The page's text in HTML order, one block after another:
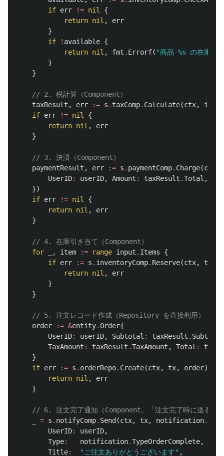
if err != nil
{
return nil ,
err
}
if
! available {
return nil , fmt . Errorf( "商品 %s の在庫が
}
}
// 2. 税計算（Component）
taxResult , err := s . taxComp. Calculate(ctx,
input
if err != nil
{
return nil ,
err
}
// 3. 決済（Component）
paymentResult , err := s . paymentComp. Charge(ctx
UserID: userID, Amount : taxResult .Total ,
})
if err != nil
{
return nil ,
err
}
// 4. 在庫引き当て（Component）
for
, item := range input . Items
{
if err := s . inventoryComp. Reserve(ctx, tx
return nil ,
err
}
}
// 5. 注文レコード作成（Repository を直接利用）
order
:= &entity.Order{
UserID: userID, Subtotal : taxResult . Subtotal
TaxAmount : taxResult .TaxAmount , Total :
}
if err := s . orderRepo. Create(ctx, tx, order);
return nil ,
err
}
// 6. 注文完了通知（Component。「注文完了時に送る
= s . notifyComp. Send (ctx, tx, notification.
UserID: userID,
Type: notification.TypeOrderComplete,
Title: "ご注文ありがとうございます" ,